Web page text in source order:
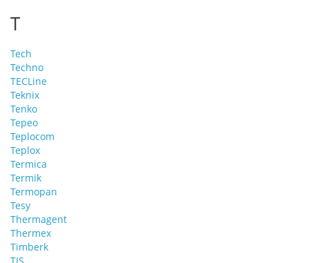
T
Tech
Techno
TECLine
Teknix
Tenko
Tepeo
Teplocom
Teplox
Termica
Termik
Termopan
Tesy
Thermagent
Thermex
Timberk